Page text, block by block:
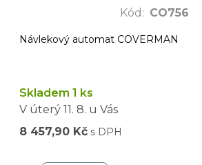
Kód : CO756
Návlekový automat COVERMAN
Skladem 1 ks
V úterý 11. 8. u Vás
8 457,90 Kč s DPH